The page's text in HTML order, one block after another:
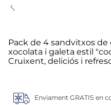
Pack de 4 sandvitxos
xocolata i galeta estil
Cruixent, deliciós i
Enviament GRATIS en
5. salmó premium
7. marisco